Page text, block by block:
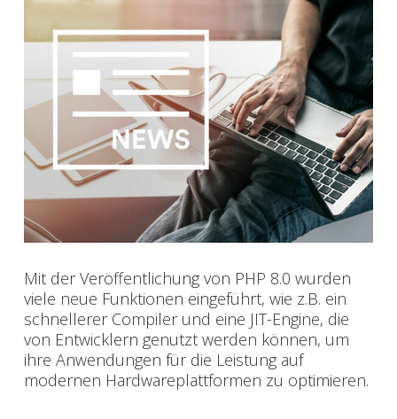
Mit der Veröffentlichung von PHP 8.0 wurden
viele neue Funktionen eingeführt, wie z.B. ein
schnellerer Compiler und eine JIT-Engine, die
von Entwicklern genutzt werden können, um
ihre Anwendungen für die Leistung auf
modernen Hardwareplattformen zu optimieren.